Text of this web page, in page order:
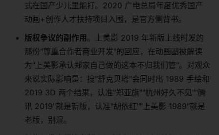
式在国产少儿里能打。2020 广电总局年度优秀国产
动画+创作人才扶持项目入围，是官方侧背书。
版权争议的副作用 。上美影 2019 年新版上线时发的
那份"尊重合作者商业开发"的回应，在动画圈被解读
为"上美影承认郑家自己做的这本不归我们管"。对观众
来说实际影响是：搜"舒克贝塔"会同时出 1989 手绘和
2019 3D 两个结果，认准"郑亚旗""杭州好久不见""腾
讯 2019"就是新版，认准"胡依红""上美影 1989"就是
老版，别混。